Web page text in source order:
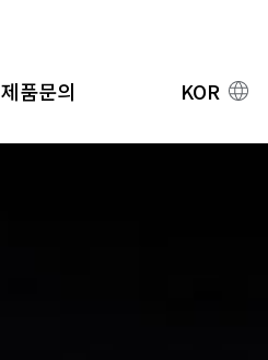
제품문의 KOR